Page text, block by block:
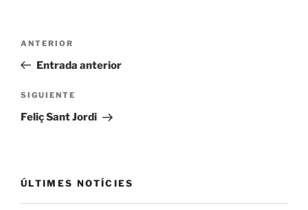
entradas
Entrada
anterior:
ANTERIOR
Entrada anterior
Siguiente
entrada
SIGUIENTE
Feliç Sant Jordi
ÚLTIMES NOTÍCIES